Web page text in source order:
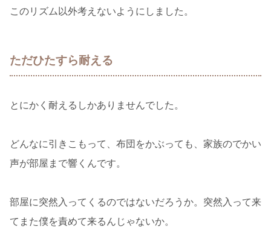
このリズム以外考えないようにしました。
ただひたすら耐える
とにかく耐えるしかありませんでした。
どんなに引きこもって、布団をかぶっても、家族のでかい
声が部屋まで響くんです。
部屋に突然入ってくるのではないだろうか。突然入って来
てまた僕を責めて来るんじゃないか。